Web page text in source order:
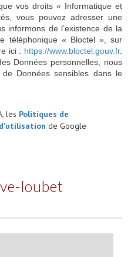
vos droits « Informatique et
vous pouvez adresser une
informons de l’existence de la
téléphonique « Bloctel », sur
ici : https://www.bloctel.gouv.fr.
Données personnelles, nous
Données sensibles dans le
les Politiques de
de Google